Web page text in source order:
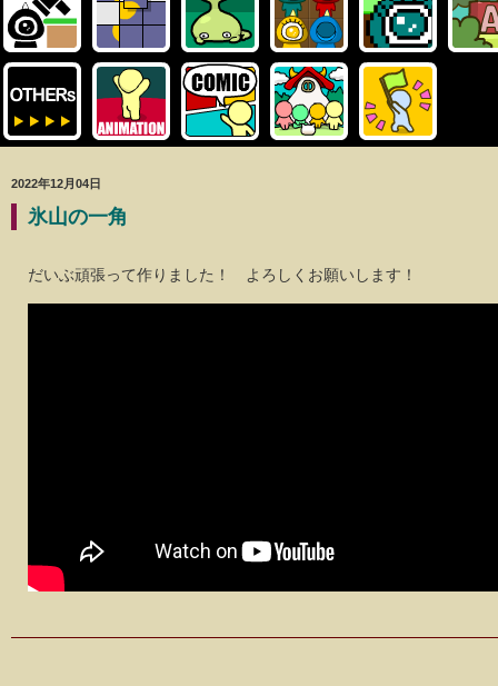
2022年12月04日
氷山の一角
だいぶ頑張って作りました！ よろしくお願いします！